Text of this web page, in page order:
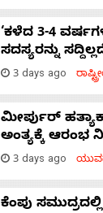
‘ಕಳೆದ 3-4
ಸದಸ್ಯರನ್ನು
3 days ago
ಮೀರ್ಪುರ್
ಅಂತ್ಯಕ್ಕೆ ಆರಂಭ
3 days ago
ಕೆಂಪು